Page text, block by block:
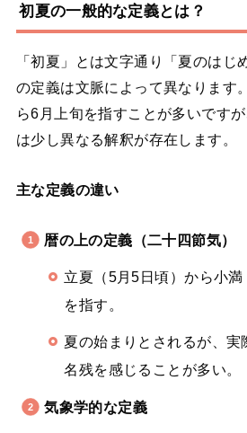
初夏の一般的な定義とは？
「初夏」とは文字通り「夏のはじ
の定義は文脈によって異なります
ら6月上旬を指すことが多いです
は少し異なる解釈が存在します。
主な定義の違い
暦の上の定義（二十四節気）
立夏（5月5日頃）から小
を指す。
夏の始まりとされるが、実
名残を感じることが多い。
気象学的な定義